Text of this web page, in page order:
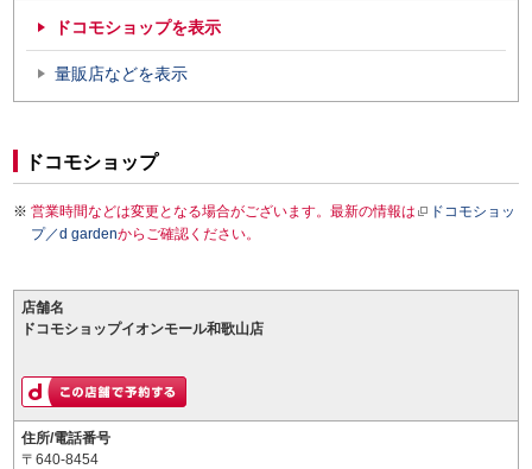
ドコモショップを表示
量販店などを表示
ドコモショップ
営業時間などは変更となる場合がございます。最新の情報は
ドコモショッ
プ／d gardenからご確認ください。
店舗名
ドコモショップイオンモール和歌山店
住所/電話番号
〒640-8454